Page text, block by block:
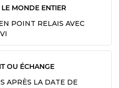
MONDE ENTIER
POINT RELAIS AVEC
OU ÉCHANGE
APRÈS LA DATE DE